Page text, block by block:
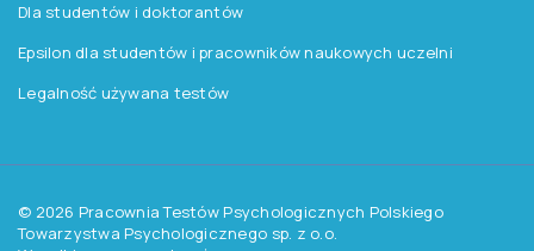
Zasady dostępu do testów
Cennik i katalog